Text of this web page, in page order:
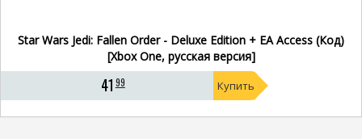
Star Wars Jedi: Fallen Order - Deluxe Edition + EA Access (Код)
[Xbox One, русская версия]
41 99 Купить